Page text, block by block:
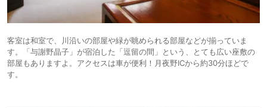
客室は和室で、川沿いの部屋や緑が眺められる部屋などが揃っていま
す。「与謝野晶子」が宿泊した「逗留の間」という、とても広い座敷の
部屋もありますよ。アクセスは車が便利！月夜野ICから約30分ほどで
す。